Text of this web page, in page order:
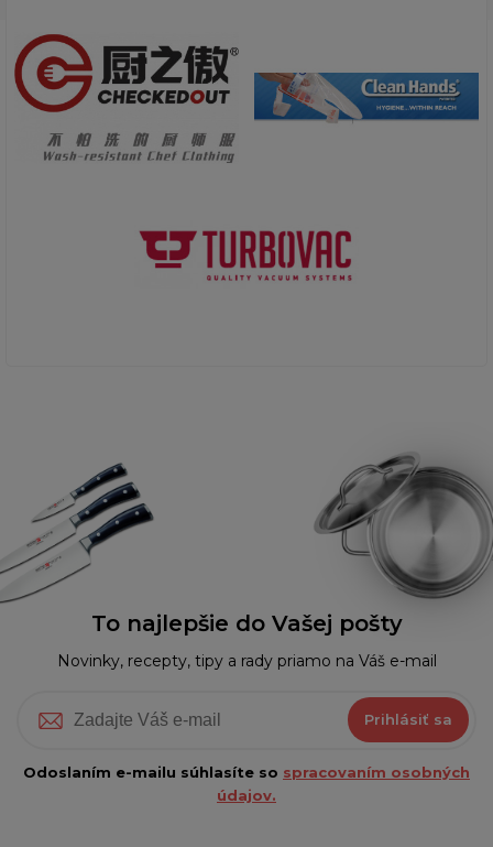
To najlepšie do Vašej pošty
Novinky, recepty, tipy a rady priamo na Váš e-mail
Prihlásiť sa
Odoslaním e-mailu súhlasíte so spracovaním osobných
údajov.